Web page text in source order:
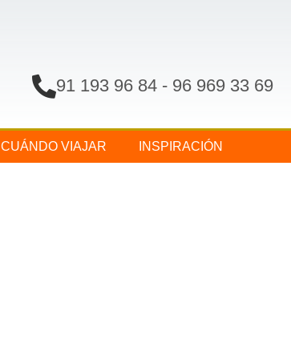
91 193 96 84- 96 969 33 69
CUÁNDO VIAJAR INSPIRACIÓN